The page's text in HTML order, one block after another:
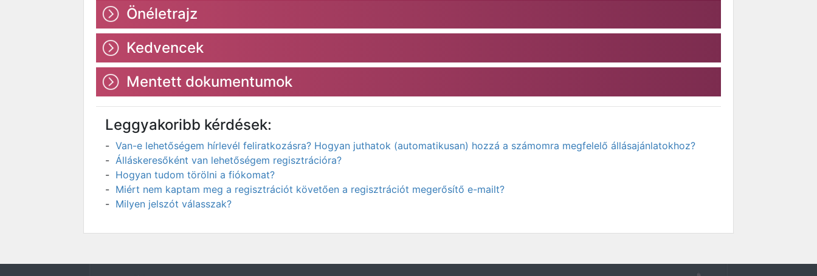
Önéletrajz
Kedvencek
Mentett dokumentumok
Leggyakoribb kérdések:
Van-e lehetőségem hírlevél feliratkozásra? Hogyan juthatok (automatikusan) hozzá a számomra megfelelő állásajánlatokhoz?
Álláskeresőként van lehetőségem regisztrációra?
Hogyan tudom törölni a fiókomat?
Miért nem kaptam meg a regisztrációt követően a regisztrációt megerősítő e-mailt?
Milyen jelszót válasszak?